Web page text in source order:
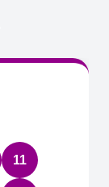
11